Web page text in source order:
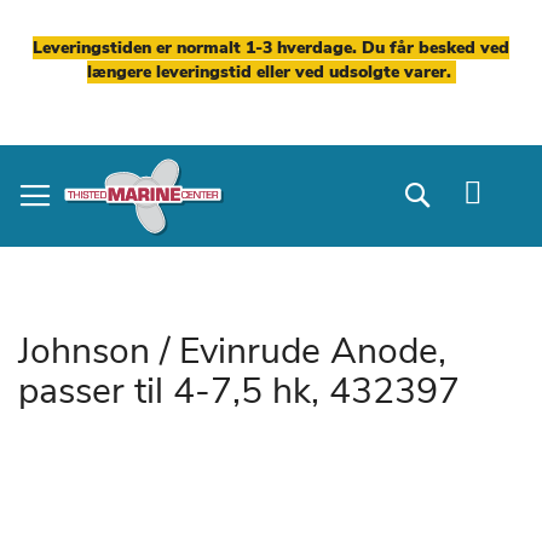
Leveringstiden er normalt 1-3 hverdage. Du får besked ved
længere leveringstid eller ved udsolgte varer.
to
Content
Search
Johnson / Evinrude Anode,
passer til 4-7,5 hk, 432397